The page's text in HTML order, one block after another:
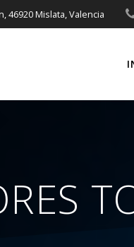
46920 Mislata, Valencia